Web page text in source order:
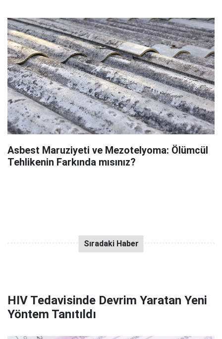
Asbest Maruziyeti ve Mezotelyoma: Ölümcül
Tehlikenin Farkında mısınız?
HIV Tedavisinde Devrim Yaratan Yeni
Yöntem Tanıtıldı